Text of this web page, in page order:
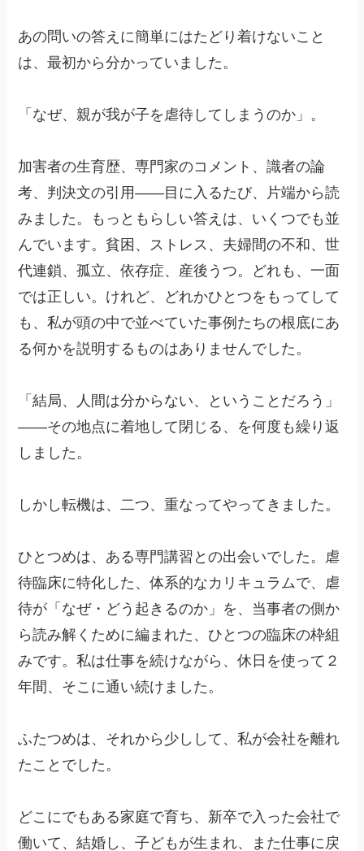
あの問いの答えに簡単にはたどり着けないこと
は、最初から分かっていました。
「なぜ、親が我が子を虐待してしまうのか」。
加害者の生育歴、専門家のコメント、識者の論
考、判決文の引用——目に入るたび、片端から読
みました。もっともらしい答えは、いくつでも並
んでいます。貧困、ストレス、夫婦間の不和、世
代連鎖、孤立、依存症、産後うつ。どれも、一面
では正しい。けれど、どれかひとつをもってして
も、私が頭の中で並べていた事例たちの根底にあ
る何かを説明するものはありませんでした。
「結局、人間は分からない、ということだろう」
——その地点に着地して閉じる、を何度も繰り返
しました。
しかし転機は、二つ、重なってやってきました。
ひとつめは、ある専門講習との出会いでした。虐
待臨床に特化した、体系的なカリキュラムで、虐
待が「なぜ・どう起きるのか」を、当事者の側か
ら読み解くために編まれた、ひとつの臨床の枠組
みです。私は仕事を続けながら、休日を使って２
年間、そこに通い続けました。
ふたつめは、それから少しして、私が会社を離れ
たことでした。
どこにでもある家庭で育ち、新卒で入った会社で
働いて、結婚し、子どもが生まれ、また仕事に戻